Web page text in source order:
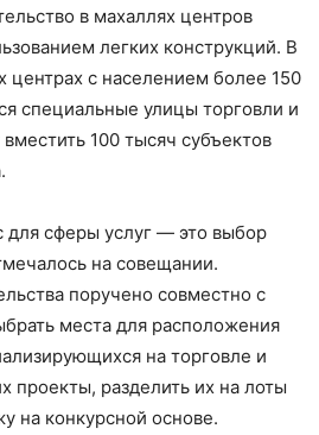
в махаллях центров
легких конструкций. В
центрах с населением более 150
специальные улицы торговли и
100 тысяч субъектов
сферы услуг — это выбор
на совещании.
поручено совместно с
места для расположения
на торговле и
проекты, разделить их на лоты
на конкурсной основе.